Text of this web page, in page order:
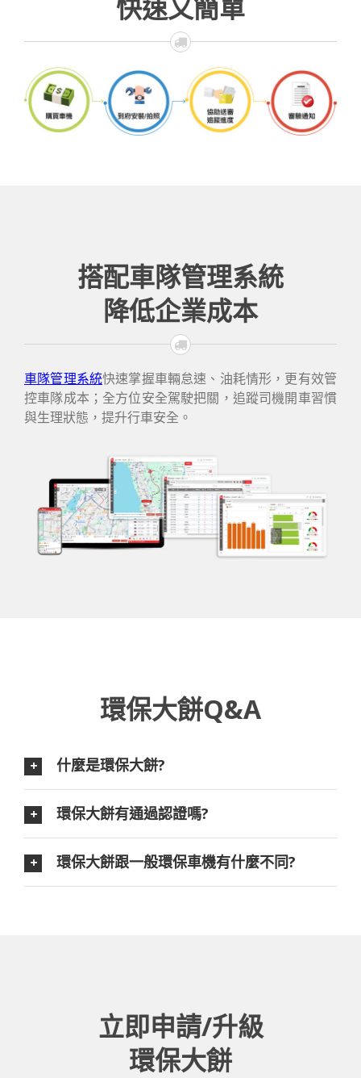
快速又簡單
搭配車隊管理系統
降低企業成本
車隊管理系統快速掌握車輛怠速、油耗情形，更有效管
控車隊成本；全方位安全駕駛把關，追蹤司機開車習慣
與生理狀態，提升行車安全。
環保大餅Q&A
什麼是環保大餅?
環保大餅有通過認證嗎?
環保大餅跟一般環保車機有什麼不同?
立即申請/升級
環保大餅